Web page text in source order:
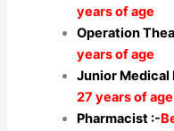
years of age
Operation
years of age
Junior Medical
27 years of age
Pharmacist :-